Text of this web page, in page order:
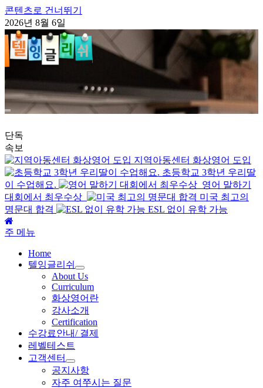
콘텐츠로 건너뛰기
2026년 8월 6일
단독
속보
지역아동센터 화상영어 도입
초등학교 3학년 우리딸
이 수업해요.
영어 말하기
대회에서 최우수상
미국 최고의
명문대 합격
ESL 없이 유학 가능
주 메뉴
Home
텔잉글리쉬
About Us
Curriculum
화상영어란
강사소개
Certification
수강료안내/ 결제
레벨테스트
고객센터
공지사항
자주 여쭈시는 질문